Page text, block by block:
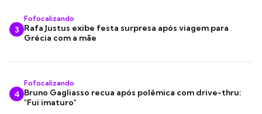
3
Fofocalizando
Rafa Justus exibe festa surpresa após viagem para
Grécia com a mãe
4
Fofocalizando
Bruno Gagliasso recua após polêmica com drive-thru:
"Fui imaturo"